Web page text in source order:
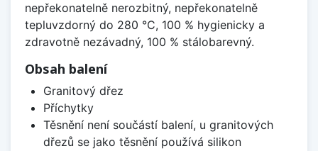
nepřekonatelně nerozbitný, nepřekonatelně
tepluvzdorný do 280 °C, 100 % hygienicky a
zdravotně nezávadný, 100 % stálobarevný.
Obsah balení
Granitový dřez
Příchytky
Těsnění není součástí balení, u granitových
dřezů se jako těsnění používá silikon